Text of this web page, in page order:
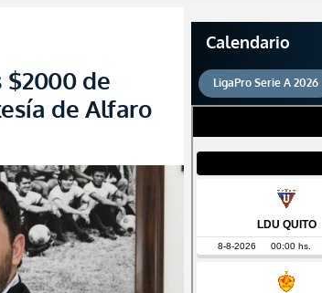
de
de Alfaro
Calendario
LigaPro Serie A 2026